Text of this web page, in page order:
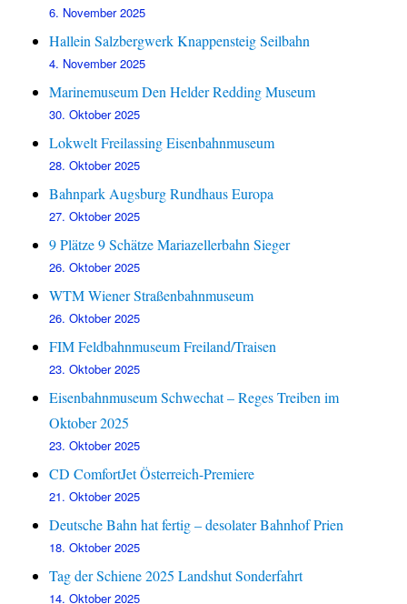
6. November 2025
Hallein Salzbergwerk Knappensteig Seilbahn
4. November 2025
Marinemuseum Den Helder Redding Museum
30. Oktober 2025
Lokwelt Freilassing Eisenbahnmuseum
28. Oktober 2025
Bahnpark Augsburg Rundhaus Europa
27. Oktober 2025
9 Plätze 9 Schätze Mariazellerbahn Sieger
26. Oktober 2025
WTM Wiener Straßenbahnmuseum
26. Oktober 2025
FIM Feldbahnmuseum Freiland/Traisen
23. Oktober 2025
Eisenbahnmuseum Schwechat – Reges Treiben im
Oktober 2025
23. Oktober 2025
CD ComfortJet Österreich-Premiere
21. Oktober 2025
Deutsche Bahn hat fertig – desolater Bahnhof Prien
18. Oktober 2025
Tag der Schiene 2025 Landshut Sonderfahrt
14. Oktober 2025